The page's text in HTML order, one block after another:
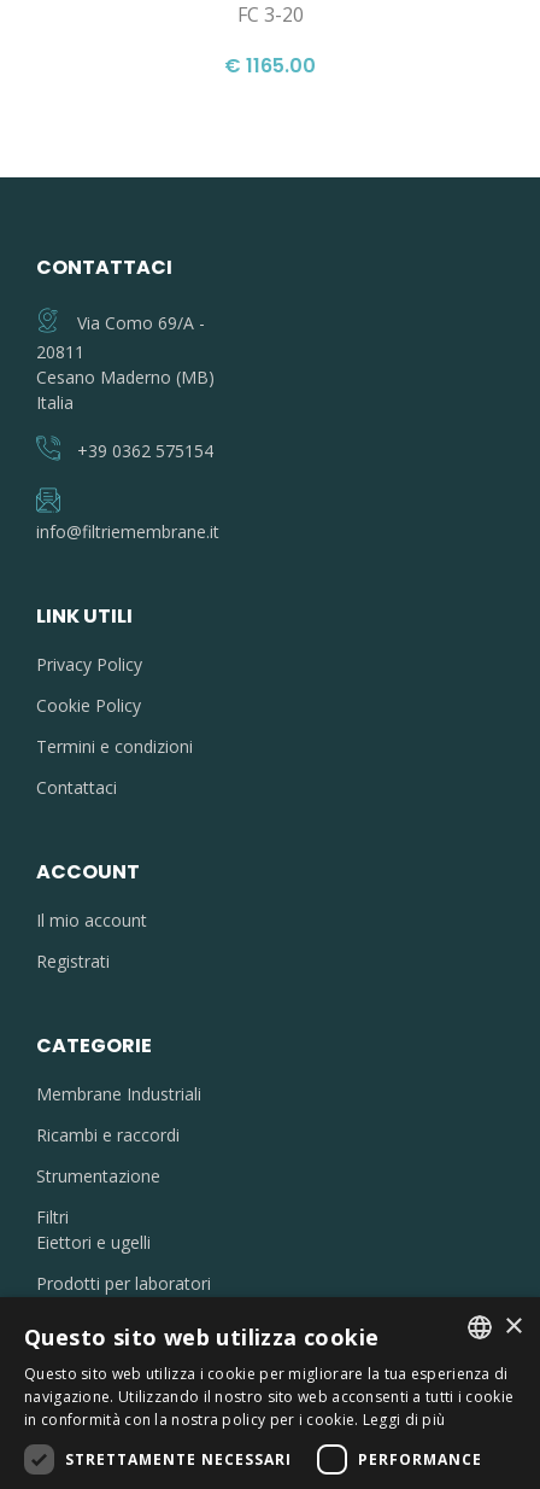
FC 3-20
€ 1165.00
CONTATTACI
Via Como 69/A -
20811
Cesano Maderno (MB)
Italia
+39 0362 575154
info@filtriemembrane.it
LINK UTILI
Privacy Policy
Cookie Policy
Termini e condizioni
Contattaci
ACCOUNT
Il mio account
Registrati
CATEGORIE
Membrane Industriali
Ricambi e raccordi
Strumentazione
Filtri
Eiettori e ugelli
Prodotti per laboratori
Disoleatori
Prodotti chimici
Debatterizzatori UV
ITALIAN
×
Questo sito web utilizza cookie
Questo sito web utilizza i cookie per migliorare la tua esperienza di
navigazione. Utilizzando il nostro sito web acconsenti a tutti i cookie
in conformità con la nostra policy per i cookie. Leggi di più
STRETTAMENTE NECESSARI
PERFORMANCE